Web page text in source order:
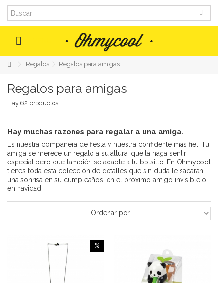
Regalos Regalos para amigas
Regalos para amigas
Hay 62 productos.
Hay muchas razones para regalar a una amiga.
Es nuestra compañera de fiesta y nuestra confidente más fiel. Tu
amiga se merece un regalo a su altura, que la haga sentir
especial pero que también se adapte a tu bolsillo. En Ohmycool
tienes toda esta colección de detalles que sin duda le sacarán
una sonrisa en su cumpleaños, en el próximo amigo invisible o
en navidad.
Ordenar por
%